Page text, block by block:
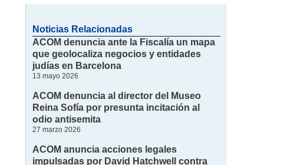
Noticias Relacionadas
ACOM denuncia ante la Fiscalía un mapa
que geolocaliza negocios y entidades
judías en Barcelona
13 mayo 2026
ACOM denuncia al director del Museo
Reina Sofía por presunta incitación al
odio antisemita
27 marzo 2026
ACOM anuncia acciones legales
impulsadas por David Hatchwell contra